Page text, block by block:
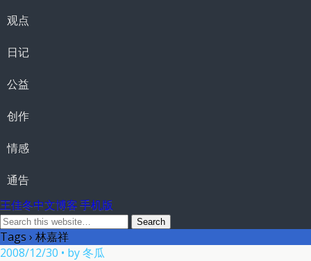
观点
日记
公益
创作
情感
通告
王佳冬中文博客 手机版
Tags › 林嘉祥
2008/12/30 • by 冬瓜